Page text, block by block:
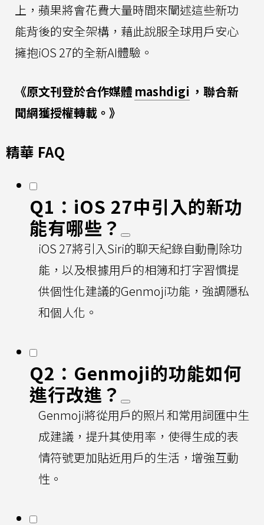
上，蘋果將會花費大量時間來闡述這些新功
能背後的安全架構，藉此說服全球用戶安心
擁抱iOS 27的全新AI體驗。
《原文刊登於合作媒體 mashdigi ，聯合新
聞網獲授權轉載。》
精華 FAQ
Q1：iOS 27中引入的新功
能有哪些？
iOS 27將引入Siri的聊天紀錄自動刪除功
能，以及根據用戶的相簿和打字習慣提
供個性化建議的Genmoji功能，強調隱私
和個人化。
Q2：Genmoji的功能如何
進行改進？
Genmoji將從用戶的照片和常用詞匯中生
成建議，提升其使用率，使得生成的表
情符號更加貼近用戶的生活，增強互動
性。